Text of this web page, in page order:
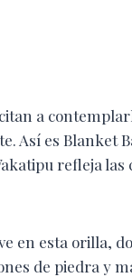
a
Así es Blanket
refleja
en esta orilla,
de piedra y